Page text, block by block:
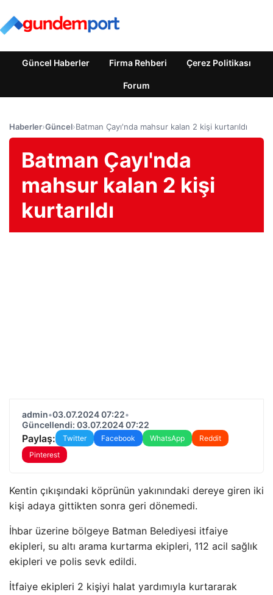
Güncel Haberler Firma Rehberi Çerez Politikası
Forum
Haberler›Güncel›Batman Çayı'nda mahsur kalan 2 kişi kurtarıldı
Batman Çayı'nda
mahsur kalan 2 kişi
kurtarıldı
admin•03.07.2024 07:22•
Güncellendi: 03.07.2024 07:22
Paylaş: Twitter Facebook WhatsApp
Reddit
Pinterest
Kentin çıkışındaki köprünün yakınındaki dereye giren iki
kişi adaya gittikten sonra geri dönemedi.
İhbar üzerine bölgeye Batman Belediyesi itfaiye
ekipleri, su altı arama kurtarma ekipleri, 112 acil sağlık
ekipleri ve polis sevk edildi.
İtfaiye ekipleri 2 kişiyi halat yardımıyla kurtararak